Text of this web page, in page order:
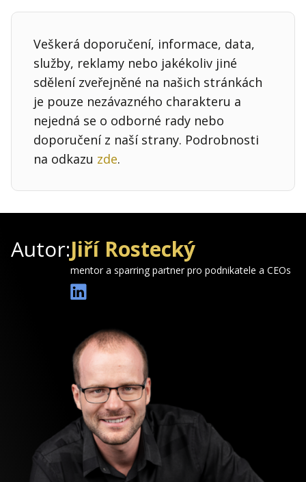
Veškerá doporučení, informace, data,
služby, reklamy nebo jakékoliv jiné
sdělení zveřejněné na našich stránkách
je pouze nezávazného charakteru a
nejedná se o odborné rady nebo
doporučení z naší strany. Podrobnosti
na odkazu zde.
Autor:Jiří Rostecký
mentor a sparring partner pro podnikatele a CEOs